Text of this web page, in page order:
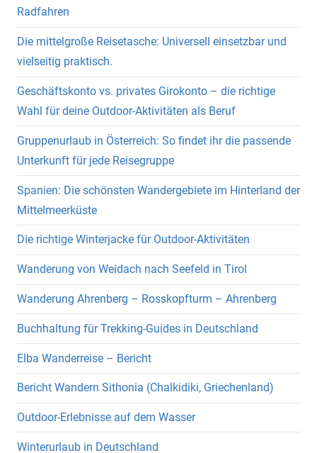
Radfahren
Die mittelgroße Reisetasche: Universell einsetzbar und
vielseitig praktisch.
Geschäftskonto vs. privates Girokonto – die richtige
Wahl für deine Outdoor-Aktivitäten als Beruf
Gruppenurlaub in Österreich: So findet ihr die passende
Unterkunft für jede Reisegruppe
Spanien: Die schönsten Wandergebiete im Hinterland der
Mittelmeerküste
Die richtige Winterjacke für Outdoor-Aktivitäten
Wanderung von Weidach nach Seefeld in Tirol
Wanderung Ahrenberg – Rosskopfturm – Ahrenberg
Buchhaltung für Trekking-Guides in Deutschland
Elba Wanderreise – Bericht
Bericht Wandern Sithonia (Chalkidiki, Griechenland)
Outdoor-Erlebnisse auf dem Wasser
Winterurlaub in Deutschland